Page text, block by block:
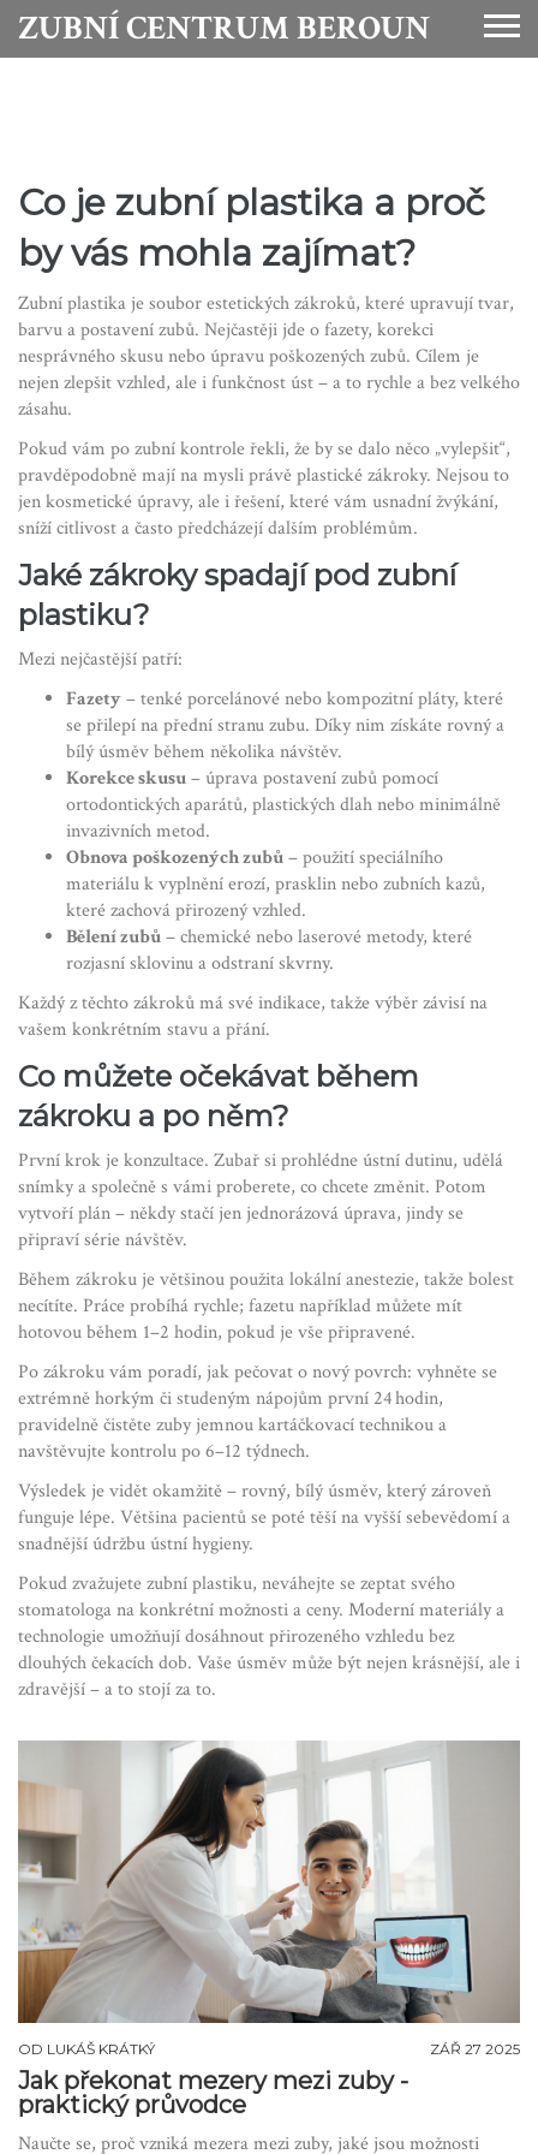
ZUBNÍ CENTRUM BEROUN
Co je zubní plastika a proč
by vás mohla zajímat?
Zubní plastika je soubor estetických zákroků, které upravují tvar,
barvu a postavení zubů. Nejčastěji jde o fazety, korekci
nesprávného skusu nebo úpravu poškozených zubů. Cílem je
nejen zlepšit vzhled, ale i funkčnost úst – a to rychle a bez velkého
zásahu.
Pokud vám po zubní kontrole řekli, že by se dalo něco „vylepšit“,
pravděpodobně mají na mysli právě plastické zákroky. Nejsou to
jen kosmetické úpravy, ale i řešení, které vám usnadní žvýkání,
sníží citlivost a často předcházejí dalším problémům.
Jaké zákroky spadají pod zubní
plastiku?
Mezi nejčastější patří:
Fazety– tenké porcelánové nebo kompozitní pláty, které
se přilepí na přední stranu zubu. Díky nim získáte rovný a
bílý úsměv během několika návštěv.
Korekce skusu– úprava postavení zubů pomocí
ortodontických aparátů, plastických dlah nebo minimálně
invazivních metod.
Obnova poškozených zubů– použití speciálního
materiálu k vyplnění erozí, prasklin nebo zubních kazů,
které zachová přirozený vzhled.
Bělení zubů– chemické nebo laserové metody, které
rozjasní sklovinu a odstraní skvrny.
Každý z těchto zákroků má své indikace, takže výběr závisí na
vašem konkrétním stavu a přání.
Co můžete očekávat během
zákroku a po něm?
První krok je konzultace. Zubař si prohlédne ústní dutinu, udělá
snímky a společně s vámi proberete, co chcete změnit. Potom
vytvoří plán – někdy stačí jen jednorázová úprava, jindy se
připraví série návštěv.
Během zákroku je většinou použita lokální anestezie, takže bolest
necítíte. Práce probíhá rychle; fazetu například můžete mít
hotovou během 1–2 hodin, pokud je vše připravené.
Po zákroku vám poradí, jak pečovat o nový povrch: vyhněte se
extrémně horkým či studeným nápojům první 24 hodin,
pravidelně čistěte zuby jemnou kartáčkovací technikou a
navštěvujte kontrolu po 6–12 týdnech.
Výsledek je vidět okamžitě – rovný, bílý úsměv, který zároveň
funguje lépe. Většina pacientů se poté těší na vyšší sebevědomí a
snadnější údržbu ústní hygieny.
Pokud zvažujete zubní plastiku, neváhejte se zeptat svého
stomatologa na konkrétní možnosti a ceny. Moderní materiály a
technologie umožňují dosáhnout přirozeného vzhledu bez
dlouhých čekacích dob. Vaše úsměv může být nejen krásnější, ale i
zdravější – a to stojí za to.
OD LUKÁŠ KRÁTKÝ ZÁŘ 27 2025
Jak překonat mezery mezi zuby -
praktický průvodce
Naučte se, proč vzniká mezera mezi zuby, jaké jsou možnosti